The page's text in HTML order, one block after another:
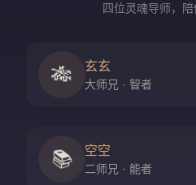
四位灵魂导师，
🎋 玄玄
大师兄 · 智者
📚 空空
二师兄 · 能者